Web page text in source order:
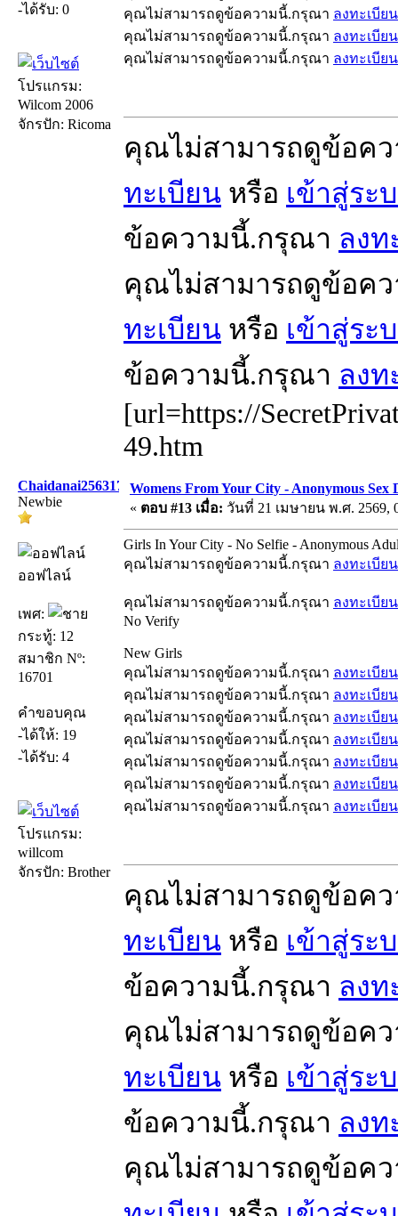
-ได้รับ: 0
โปรแกรม:
Wilcom 2006
จักรปัก: Ricoma
คุณไม่สามารถดูข้อความนี้.กรุณา ลงทะเบียน
คุณไม่สามารถดูข้อความนี้.กรุณา ลงทะเบียน
คุณไม่สามารถดูข้อความนี้.กรุณา ลงทะเบียน
คุณไม่สามารถดูข้อค
ทะเบียน หรือ เข้าสู่ระ
ข้อความนี้.กรุณา ลงท
คุณไม่สามารถดูข้อค
ทะเบียน หรือ เข้าสู่ระ
ข้อความนี้.กรุณา ลงท
[url=https://
49.htm
Chaidanai256317
Newbie
ออฟไลน์
เพศ:
กระทู้: 12
สมาชิก Nº:
16701
คำขอบคุณ
-ได้ให้: 19
-ได้รับ: 4
โปรแกรม:
willcom
จักรปัก: Brother
Womens From Your City - Anonymous Sex
« ตอบ #13 เมื่อ: วันที่ 21 เมษายน พ.ศ. 2569,
Girls In Your City - No Selfie - Anonymous
คุณไม่สามารถดูข้อความนี้.กรุณา ลงทะเบียน
คุณไม่สามารถดูข้อความนี้.กรุณา ลงทะเบียน
No Verify
New Girls
คุณไม่สามารถดูข้อความนี้.กรุณา ลงทะเบียน
คุณไม่สามารถดูข้อความนี้.กรุณา ลงทะเบียน
คุณไม่สามารถดูข้อความนี้.กรุณา ลงทะเบียน
คุณไม่สามารถดูข้อความนี้.กรุณา ลงทะเบียน
คุณไม่สามารถดูข้อความนี้.กรุณา ลงทะเบียน
คุณไม่สามารถดูข้อความนี้.กรุณา ลงทะเบียน
คุณไม่สามารถดูข้อความนี้.กรุณา ลงทะเบียน
คุณไม่สามารถดูข้อค
ทะเบียน หรือ เข้าสู่ระ
ข้อความนี้.กรุณา ลงท
คุณไม่สามารถดูข้อค
ทะเบียน หรือ เข้าสู่ระ
ข้อความนี้.กรุณา ลงท
คุณไม่สามารถดูข้อค